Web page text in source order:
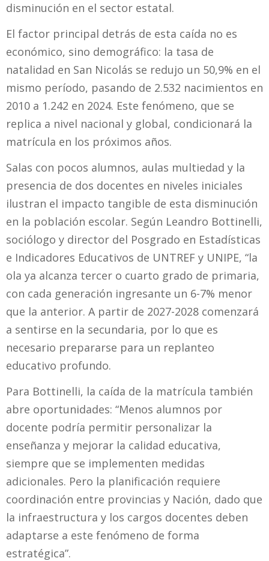
disminución en el sector estatal.
El factor principal detrás de esta caída no es
económico, sino demográfico: la tasa de
natalidad en San Nicolás se redujo un 50,9% en el
mismo período, pasando de 2.532 nacimientos en
2010 a 1.242 en 2024. Este fenómeno, que se
replica a nivel nacional y global, condicionará la
matrícula en los próximos años.
Salas con pocos alumnos, aulas multiedad y la
presencia de dos docentes en niveles iniciales
ilustran el impacto tangible de esta disminución
en la población escolar. Según Leandro Bottinelli,
sociólogo y director del Posgrado en Estadísticas
e Indicadores Educativos de UNTREF y UNIPE, “la
ola ya alcanza tercer o cuarto grado de primaria,
con cada generación ingresante un 6-7% menor
que la anterior. A partir de 2027-2028 comenzará
a sentirse en la secundaria, por lo que es
necesario prepararse para un replanteo
educativo profundo.
Para Bottinelli, la caída de la matrícula también
abre oportunidades: “Menos alumnos por
docente podría permitir personalizar la
enseñanza y mejorar la calidad educativa,
siempre que se implementen medidas
adicionales. Pero la planificación requiere
coordinación entre provincias y Nación, dado que
la infraestructura y los cargos docentes deben
adaptarse a este fenómeno de forma
estratégica”.